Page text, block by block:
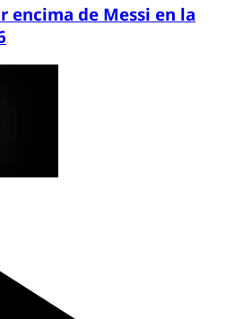
encima de Messi en la